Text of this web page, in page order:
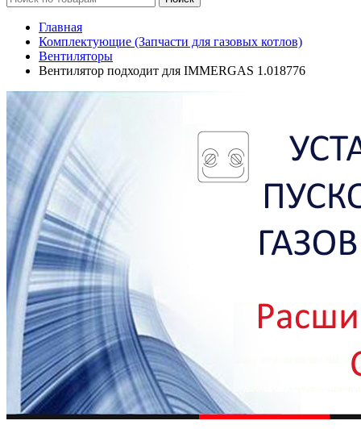
Главная
Комплектующие (Запчасти для газовых котлов)
Вентиляторы
Вентилятор подходит для IMMERGAS 1.018776